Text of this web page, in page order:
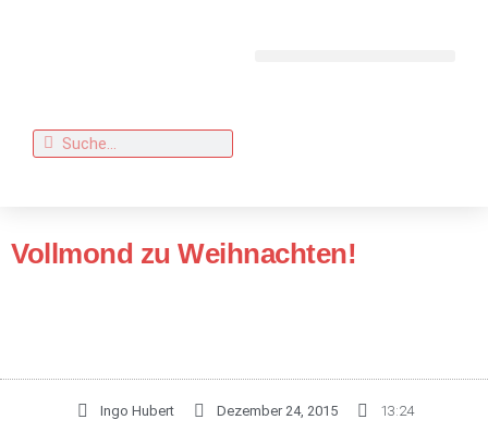
Vollmond zu Weihnachten!
Ingo Hubert Dezember 24, 2015 13:24